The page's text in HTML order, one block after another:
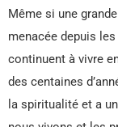
Même si une
menacée depuis
continuent à vivre
des centaines
la spiritualité et a